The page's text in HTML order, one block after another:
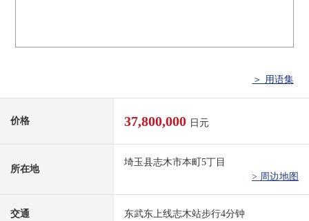
＞ 用语集
价格 37,800,000 日元
所在地
埼玉县志木市本町5丁目
> 周边地图
交通 东武东上线志木站步行4分钟